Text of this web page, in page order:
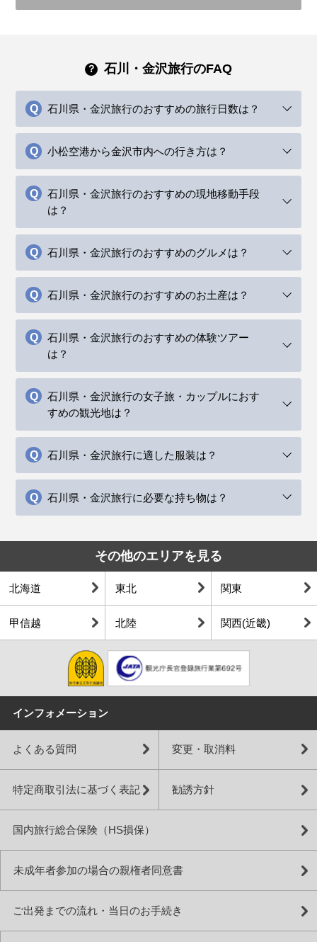
石川・金沢旅行のFAQ
石川県・金沢旅行のおすすめの旅行日数は？
小松空港から金沢市内への行き方は？
石川県・金沢旅行のおすすめの現地移動手段
は？
石川県・金沢旅行のおすすめのグルメは？
石川県・金沢旅行のおすすめのお土産は？
石川県・金沢旅行のおすすめの体験ツアー
は？
石川県・金沢旅行の女子旅・カップルにおす
すめの観光地は？
石川県・金沢旅行に適した服装は？
石川県・金沢旅行に必要な持ち物は？
その他のエリアを見る
北海道 東北 関東
甲信越 北陸 関西(近畿)
インフォメーション
よくある質問 変更・取消料
特定商取引法に基づく表記 勧誘方針
国内旅行総合保険（HS損保）
未成年者参加の場合の親権者同意書
ご出発までの流れ・当日のお手続き